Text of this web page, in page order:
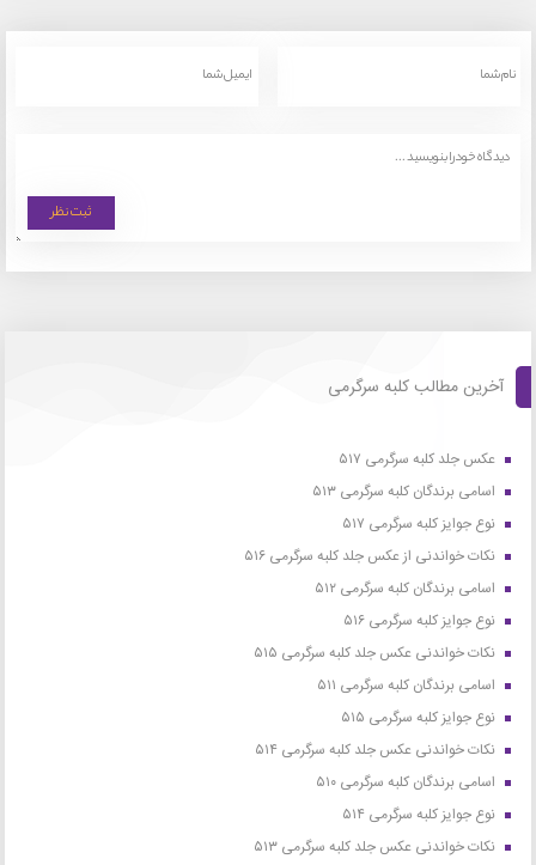
آخرین مطالب کلبه سرگرمی
عکس جلد کلبه سرگرمی ۵۱۷
اسامی برندگان کلبه سرگرمی ۵۱۳
نوع جوایز کلبه سرگرمی ۵۱۷
نکات خواندنی از عکس جلد کلبه سرگرمی ۵۱۶
اسامی برندگان کلبه سرگرمی ۵۱۲
نوع جوایز کلبه سرگرمی ۵۱۶
نکات خواندنی عکس جلد کلبه سرگرمی ۵۱۵
اسامی برندگان کلبه سرگرمی ۵۱۱
نوع جوایز کلبه سرگرمی ۵۱۵
نکات خواندنی عکس جلد کلبه سرگرمی ۵۱۴
اسامی برندگان کلبه سرگرمی ۵۱۰
نوع جوایز کلبه سرگرمی ۵۱۴
نکات خواندنی عکس جلد کلبه سرگرمی ۵۱۳